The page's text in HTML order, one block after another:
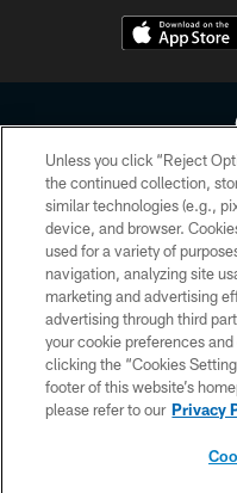
Copyright © 2026 Houston
HoustonTexans.com may be
form. By accessing any
the HoustonTexans.com
Unless you click “Reject
the continued collection,
similar technologies (e.g.,
device, and browser.
used for a variety of
navigation, analyzing site
marketing and advertising
advertising through third
your cookie preferences
clicking the “Cookies
footer of this website’s
please refer to our Privacy